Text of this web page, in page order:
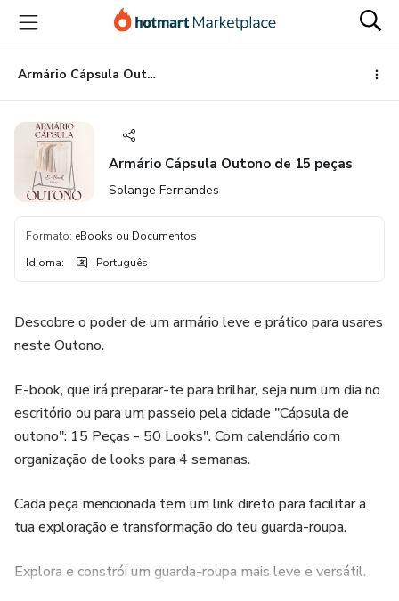
para
conteúdo
principal
para
pagamento
para
rodapé
Armário Cápsula Outono de 15 peças
Armário Cápsula Outono de 15 peças
Solange Fernandes
Formato: eBooks ou Documentos
Idioma: Português
Descobre o poder de um armário leve e prático para usares
neste Outono.
E-book, que irá preparar-te para brilhar, seja num um dia no
escritório ou para um passeio pela cidade "Cápsula de
outono": 15 Peças - 50 Looks". Com calendário com
organização de looks para 4 semanas.
Cada peça mencionada tem um link direto para facilitar a
tua exploração e transformação do teu guarda-roupa.
Explora e constrói um guarda-roupa mais leve e versátil.